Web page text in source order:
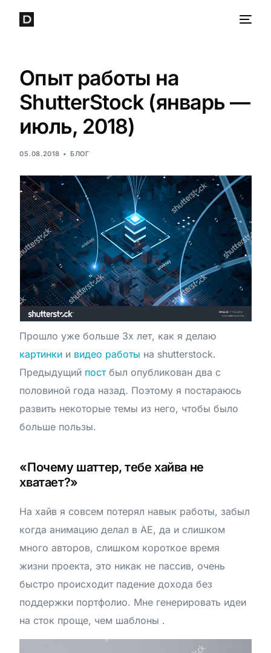
Опыт работы на
ShutterStock (январь —
июль, 2018)
05.08.2018 БЛОГ
Прошло уже больше 3х лет, как я делаю
картинки и видео работы на shutterstock.
Предыдущий постбыл опубликован два с
половиной года назад. Поэтому я постараюсь
развить некоторые темы из него, чтобы было
больше пользы.
«Почему шаттер, тебе хайва не
хватает?»
На хайв я совсем потерял навык работы, забыл
когда анимацию делал в АЕ, да и слишком
много авторов, слишком короткое время
жизни проекта, это никак не пассив, очень
быстро происходит падение дохода без
поддержки портфолио. Мне генерировать идеи
на сток проще, чем шаблоны .